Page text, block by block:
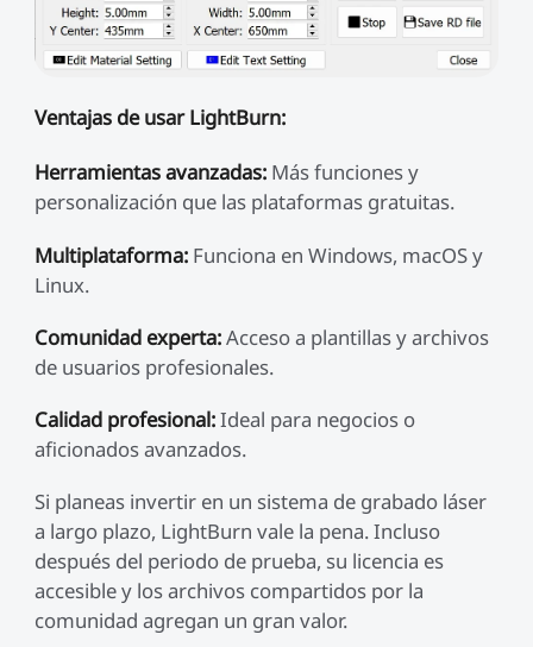
Ventajas de usar LightBurn:
Herramientas avanzadas:Más funciones y
personalización que las plataformas gratuitas.
Multiplataforma:Funciona en Windows, macOS y
Linux.
Comunidad experta:Acceso a plantillas y archivos
de usuarios profesionales.
Calidad profesional:Ideal para negocios o
aficionados avanzados.
Si planeas invertir en un sistema de grabado láser
a largo plazo, LightBurn vale la pena. Incluso
después del periodo de prueba, su licencia es
accesible y los archivos compartidos por la
comunidad agregan un gran valor.